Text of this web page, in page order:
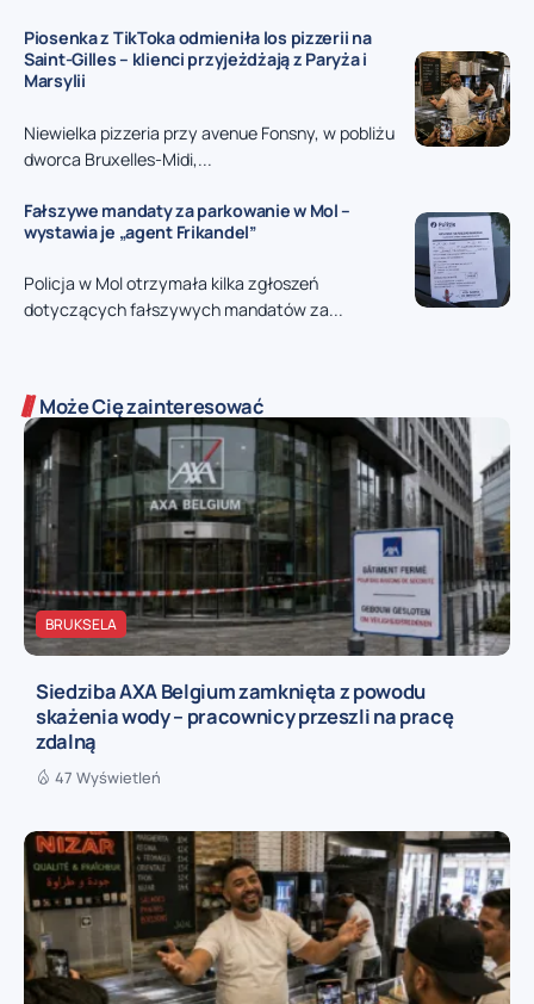
Piosenka z TikToka odmieniła los pizzerii na
Saint-Gilles – klienci przyjeżdżają z Paryża i
Marsylii
Niewielka pizzeria przy avenue Fonsny, w pobliżu
dworca Bruxelles-Midi,...
Fałszywe mandaty za parkowanie w Mol –
wystawia je „agent Frikandel”
Policja w Mol otrzymała kilka zgłoszeń
dotyczących fałszywych mandatów za...
Może Cię zainteresować
BRUKSELA
Siedziba AXA Belgium zamknięta z powodu
skażenia wody – pracownicy przeszli na pracę
zdalną
47 Wyświetleń